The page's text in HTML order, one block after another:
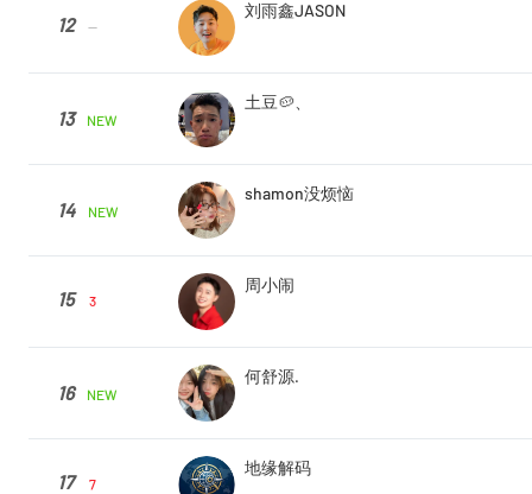
12 --
刘雨鑫JASON
13 NEW
土豆🥔、
14 NEW
shamon没烦恼
15 3
周小闹
16 NEW
何舒源.
17 7
地缘解码